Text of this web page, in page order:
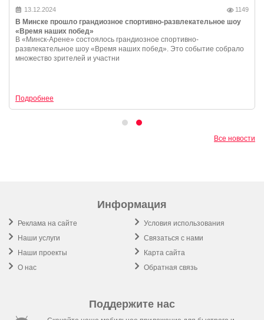
13.12.2024 1149
В Минске прошло грандиозное спортивно-развлекательное шоу
«Время наших побед»
В «Минск-Арене» состоялось грандиозное спортивно-
развлекательное шоу «Время наших побед». Это событие собрало
множество зрителей и участни
Подробнее
Все новости
Информация
Реклама на сайте
Наши услуги
Наши проекты
О нас
Условия использования
Связаться с нами
Карта сайта
Обратная связь
Поддержите нас